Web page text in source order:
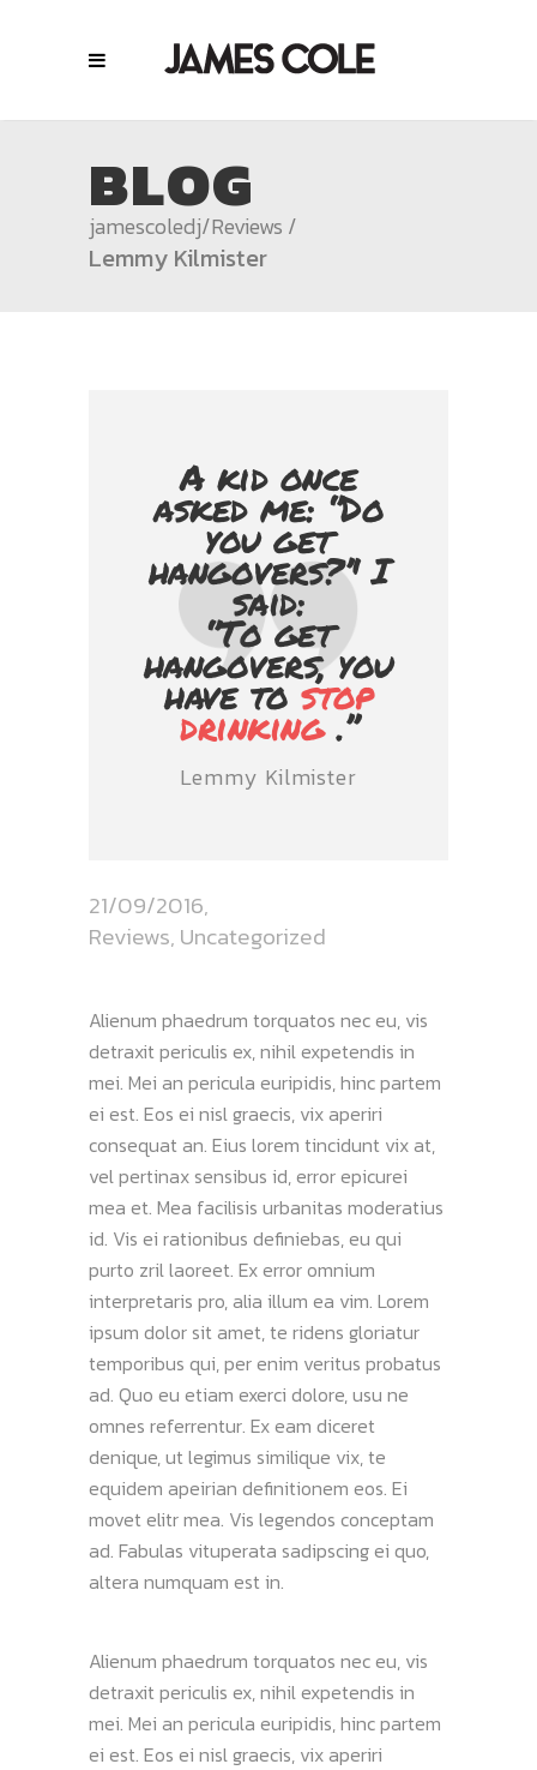
BLOG
jamescoledj/Reviews /
Lemmy Kilmister
A kid once
asked me: ‘’Do
you get
hangovers?’' I
said:
‘’To get
hangovers, you
have tostop
drinking.’’
Lemmy Kilmister
21/09/2016
Reviews, Uncategorized
Alienum phaedrum torquatos nec eu, vis
detraxit periculis ex, nihil expetendis in
mei. Mei an pericula euripidis, hinc partem
ei est. Eos ei nisl graecis, vix aperiri
consequat an. Eius lorem tincidunt vix at,
vel pertinax sensibus id, error epicurei
mea et. Mea facilisis urbanitas moderatius
id. Vis ei rationibus definiebas, eu qui
purto zril laoreet. Ex error omnium
interpretaris pro, alia illum ea vim. Lorem
ipsum dolor sit amet, te ridens gloriatur
temporibus qui, per enim veritus probatus
ad. Quo eu etiam exerci dolore, usu ne
omnes referrentur. Ex eam diceret
denique, ut legimus similique vix, te
equidem apeirian definitionem eos. Ei
movet elitr mea. Vis legendos conceptam
ad. Fabulas vituperata sadipscing ei quo,
altera numquam est in.
Alienum phaedrum torquatos nec eu, vis
detraxit periculis ex, nihil expetendis in
mei. Mei an pericula euripidis, hinc partem
ei est. Eos ei nisl graecis, vix aperiri